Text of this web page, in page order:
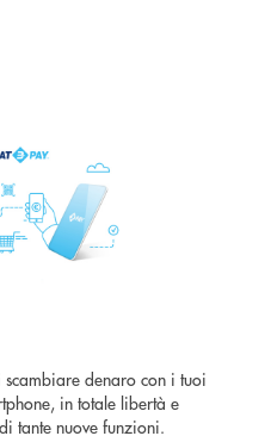
denaro con i tuoi
in totale libertà e
tante nuove funzioni.